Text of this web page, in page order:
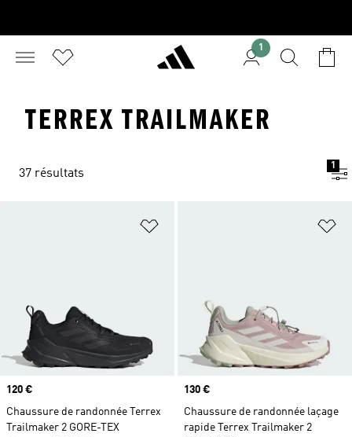
1
TERREX TRAILMAKER
37 résultats
1
Ajouter à la Liste de produits
Prix
120 €
Chaussure de randonnée Terrex
Trailmaker 2 GORE-TEX
Prix
130 €
Chaussure de randonnée laçage
rapide Terrex Trailmaker 2